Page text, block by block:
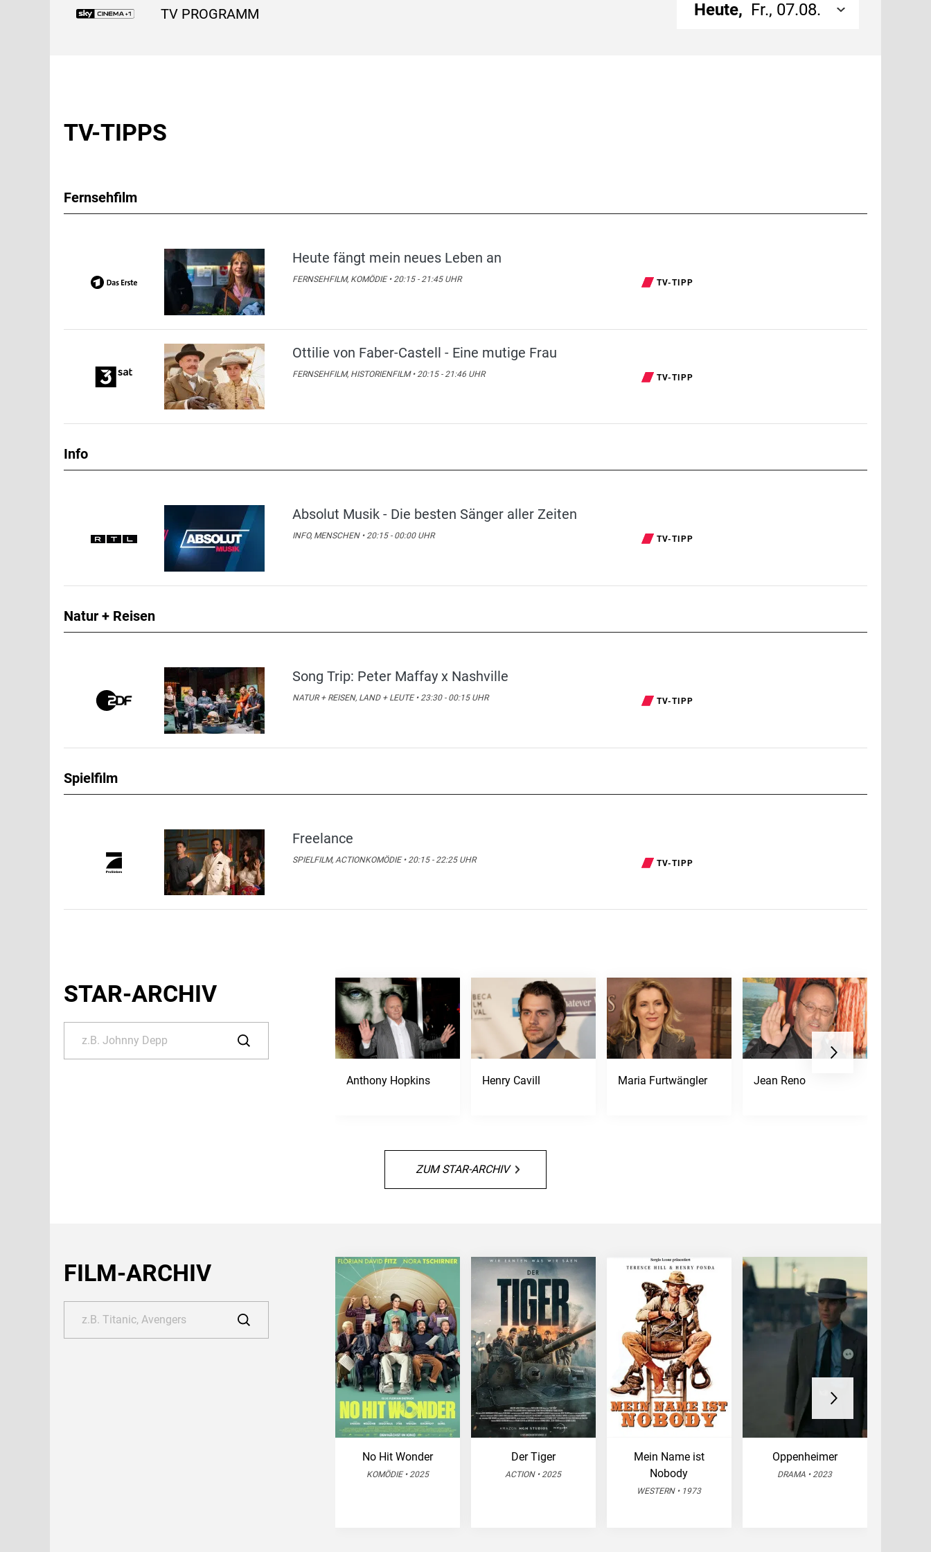
TV PROGRAMM Heute, Fr., 07.08.
TV-TIPPS
Fernsehfilm
Heute fängt mein neues Leben an
FERNSEHFILM, KOMÖDIE • 20:15 - 21:45 UHR TV-TIPP
Ottilie von Faber-Castell - Eine mutige Frau
FERNSEHFILM, HISTORIENFILM • 20:15 - 21:46 UHR TV-TIPP
Info
Absolut Musik - Die besten Sänger aller Zeiten
INFO, MENSCHEN • 20:15 - 00:00 UHR TV-TIPP
Natur + Reisen
Song Trip: Peter Maffay x Nashville
NATUR + REISEN, LAND + LEUTE • 23:30 - 00:15 UHR TV-TIPP
Spielfilm
Freelance
SPIELFILM, ACTIONKOMÖDIE • 20:15 - 22:25 UHR TV-TIPP
STAR-ARCHIV
Anthony Hopkins Henry Cavill Maria Furtwängler Jean Reno
ZUM STAR-ARCHIV
FILM-ARCHIV
No Hit Wonder
KOMÖDIE • 2025
Der Tiger
ACTION • 2025
Mein Name ist
Nobody
WESTERN • 1973
Oppenheimer
DRAMA • 2023